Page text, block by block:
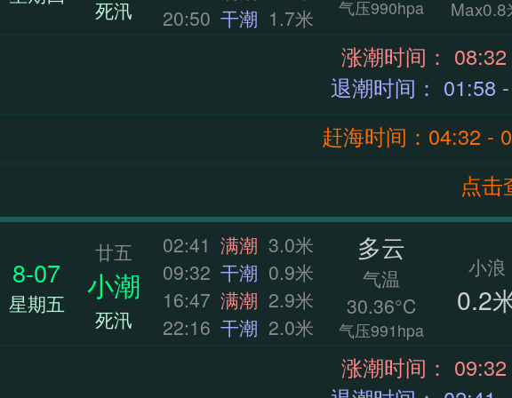
死汛
20:50 干潮 1.7米 气压990hpa Max0.8
涨潮时
退潮时
赶海时间：04:32 -
点击
8-07
星期五
廿五
小潮
死汛
02:41 满潮 3.0米
09:32 干潮 0.9米
16:47 满潮 2.9米
22:16 干潮 2.0米
多云
气温
30.36°C
气压991hpa
小浪
0.2
涨潮时